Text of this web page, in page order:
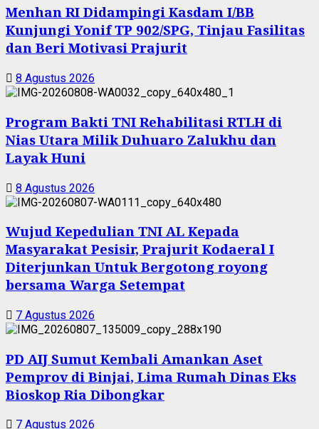
Menhan RI Didampingi Kasdam I/BB
Kunjungi Yonif TP 902/SPG, Tinjau Fasilitas
dan Beri Motivasi Prajurit
8 Agustus 2026
Program Bakti TNI Rehabilitasi RTLH di
Nias Utara Milik Duhuaro Zalukhu dan
Layak Huni
8 Agustus 2026
Wujud Kepedulian TNI AL Kepada
Masyarakat Pesisir, Prajurit Kodaeral I
Diterjunkan Untuk Bergotong royong
bersama Warga Setempat
7 Agustus 2026
PD AIJ Sumut Kembali Amankan Aset
Pemprov di Binjai, Lima Rumah Dinas Eks
Bioskop Ria Dibongkar
7 Agustus 2026